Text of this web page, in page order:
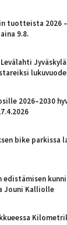
tuotteista 2026
9.8.
2026–2030
bike parkissa
edistämisen
Jouni Kalliolle